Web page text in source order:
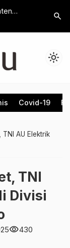
Hingga
search
light_mode
Covid-19
AU Elektrik
TNI
Divisi
visibility430